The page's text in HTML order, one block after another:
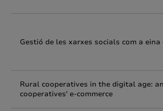
Gestió de les xarxes socials com a
Rural cooperatives in the digital age:
cooperatives' e-commerce